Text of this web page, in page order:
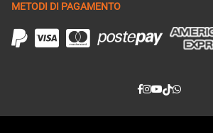
METODI DI PAGAMENTO